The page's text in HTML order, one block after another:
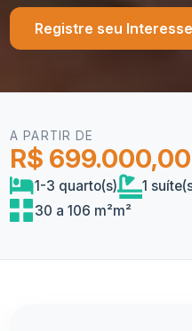
Registre seu Interesse
A PARTIR DE
R$ 699.000,00
1-3 quarto(s) 1
30 a 106 m²m²